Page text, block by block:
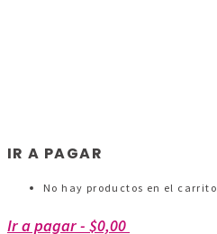
IR A PAGAR
No hay productos en el carrito
Ir a pagar- $0,00